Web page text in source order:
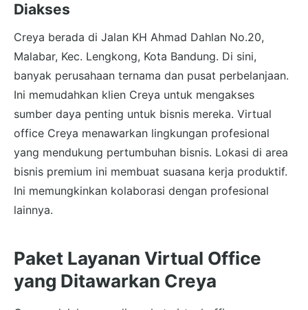
Diakses
Creya berada di Jalan KH Ahmad Dahlan No.20,
Malabar, Kec. Lengkong, Kota Bandung. Di sini,
banyak perusahaan ternama dan pusat perbelanjaan.
Ini memudahkan klien Creya untuk mengakses
sumber daya penting untuk bisnis mereka. Virtual
office Creya menawarkan lingkungan profesional
yang mendukung pertumbuhan bisnis. Lokasi di area
bisnis premium ini membuat suasana kerja produktif.
Ini memungkinkan kolaborasi dengan profesional
lainnya.
Paket Layanan Virtual Office
yang Ditawarkan Creya